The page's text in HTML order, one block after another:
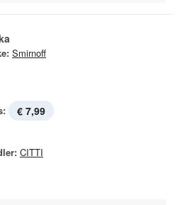
Smirnoff
€ 7,99
CITTI